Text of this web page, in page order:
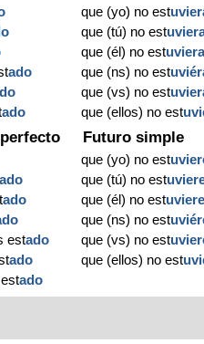
ado
ado
que (yo) no est
que (tú) no est
que (él) no est
que (ns) no est
que (vs) no est
que (ellos) no est
ado
ado
estado
ado
ado
Futuro simple
que (yo) no est
que (tú) no est
que (él) no estuviere
que (ns) no est
que (vs) no est
que (ellos) no est